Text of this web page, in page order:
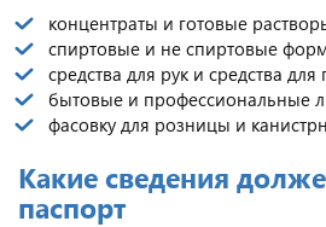
концентраты и готовые
спиртовые и не спиртовые
средства для рук и средства для
бытовые и профессиональные
фасовку для розницы и
Какие сведения
паспорт